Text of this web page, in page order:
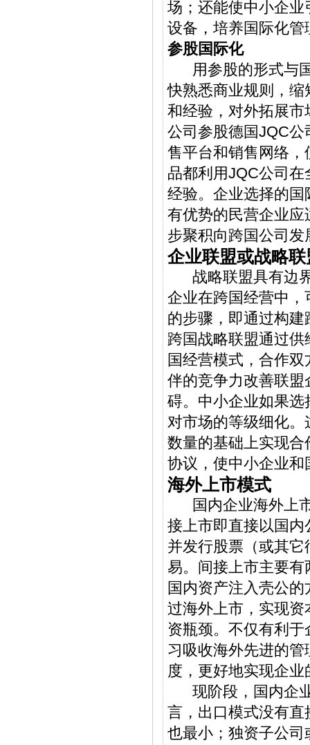
场；还能使中小企
设备，培养国际化管
参股国际化
用参股的形式与国
快熟悉商业规则，
和经验，对外拓展
公司参股德国JQC
售平台和销售网络
品都利用JQC公司
经验。企业选择的
有优势的民营企业
步聚积向跨国公司发
企业联盟或战略
战略联盟具有边界
企业在跨国经营中
的步骤，即通过构
跨国战略联盟通过
国经营模式，合作
伴的竞争力改善联
碍。中小企业如果
对市场的等级细化
数量的基础上实现
协议，使中小企业
海外上市模式
国内企业海外上市
接上市即直接以国
并发行股票（或其
易。间接上市主要
国内资产注入壳公
过海外上市，实现
资瓶颈。不仅有利
习吸收海外先进的
度，更好地实现企业
现阶段，国内企业
言，出口模式没有
也最小；独资子公